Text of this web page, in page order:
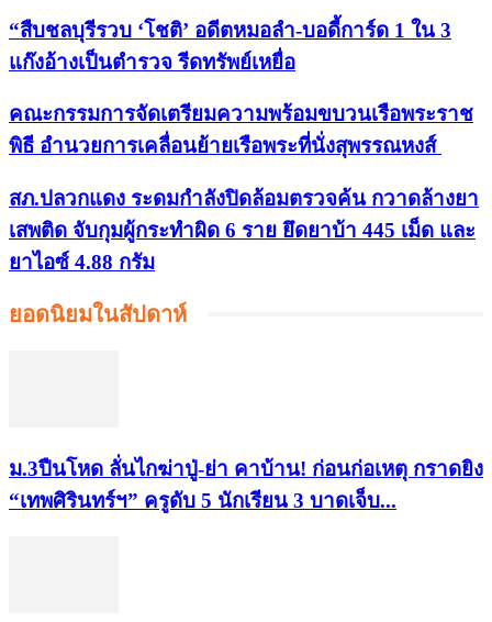
“สืบชลบุรีรวบ ‘โชติ’ อดีตหมอลำ-บอดี้การ์ด 1 ใน 3
แก๊งอ้างเป็นตำรวจ รีดทรัพย์เหยื่อ
คณะกรรมการจัดเตรียมความพร้อมขบวนเรือพระราช
พิธี อำนวยการเคลื่อนย้ายเรือพระที่นั่งสุพรรณหงส์
สภ.ปลวกแดง ระดมกำลังปิดล้อมตรวจค้น กวาดล้างยา
เสพติด จับกุมผู้กระทำผิด 6 ราย ยึดยาบ้า 445 เม็ด และ
ยาไอซ์ 4.88 กรัม
ยอดนิยมในสัปดาห์
ม.3ปืนโหด ลั่นไกฆ่าปู่-ย่า คาบ้าน! ก่อนก่อเหตุ กราดยิง
“เทพศิรินทร์ฯ” ครูดับ 5 นักเรียน 3 บาดเจ็บ...